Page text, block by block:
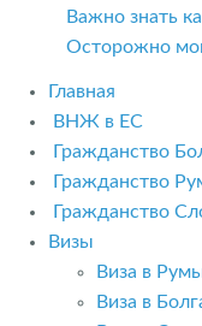
Важно знать
Осторожно
Главная
ВНЖ в ЕС
Гражданство
Гражданство
Гражданство
Визы
Виза в
Виза в